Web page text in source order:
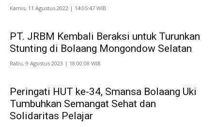
Kamis, 11 Agustus 2022 | 14:05:47 WIB
PT. JRBM Kembali Beraksi untuk Turunkan
Stunting di Bolaang Mongondow Selatan
Rabu, 9 Agustus 2023 | 18:00:08 WIB
Peringati HUT ke-34, Smansa Bolaang Uki
Tumbuhkan Semangat Sehat dan
Solidaritas Pelajar